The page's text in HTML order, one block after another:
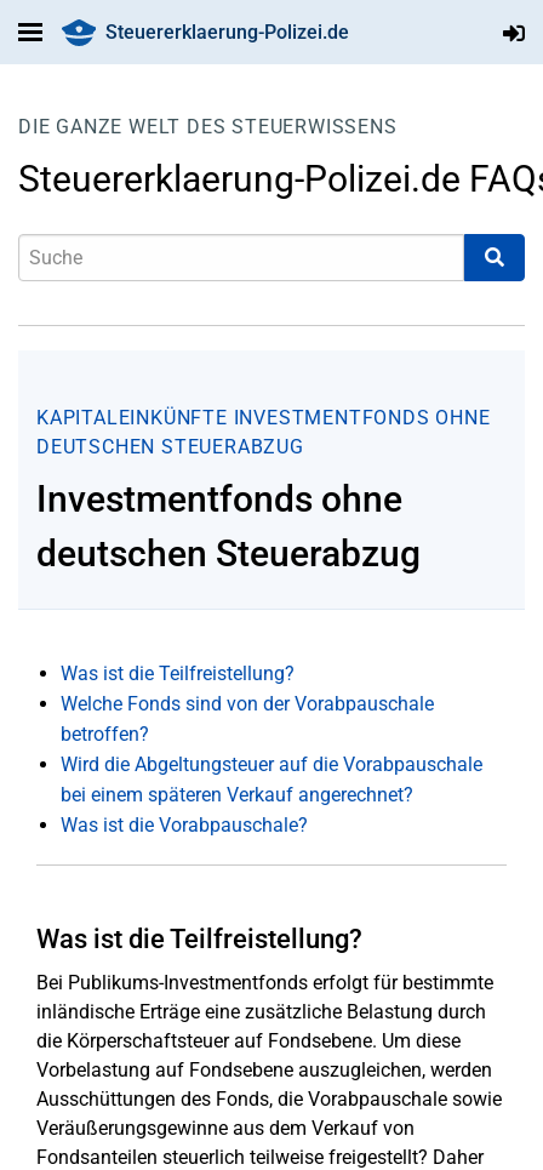
Steuererklaerung-Polizei.de
DIE GANZE WELT DES STEUERWISSENS
Steuererklaerung-Polizei.de
KAPITALEINKÜNFTE INVESTMENTFONDS OHNE
DEUTSCHEN STEUERABZUG
Investmentfonds ohne
deutschen Steuerabzug
Was ist die Teilfreistellung?
Welche Fonds sind von der Vorabpauschale
betroffen?
Wird die Abgeltungsteuer auf die Vorabpauschale
bei einem späteren Verkauf angerechnet?
Was ist die Vorabpauschale?
Was ist die Teilfreistellung?
Bei Publikums-Investmentfonds erfolgt für bestimmte
inländische Erträge eine zusätzliche Belastung durch
die Körperschaftsteuer auf Fondsebene. Um diese
Vorbelastung auf Fondsebene auszugleichen, werden
Ausschüttungen des Fonds, die Vorabpauschale sowie
Veräußerungsgewinne aus dem Verkauf von
Fondsanteilen steuerlich teilweise freigestellt? Daher